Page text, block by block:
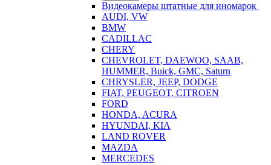
Видеокамеры штатные для иномарок
AUDI, VW
BMW
CADILLAC
CHERY
CHEVROLET, DAEWOO, SAAB,
HUMMER, Buick, GMC, Saturn
CHRYSLER, JEEP, DODGE
FIAT, PEUGEOT, CITROEN
FORD
HONDA, ACURA
HYUNDAI, KIA
LAND ROVER
MAZDA
MERCEDES